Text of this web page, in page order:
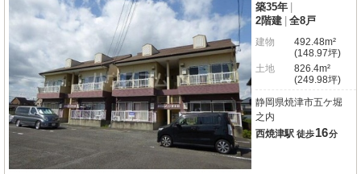
築35年
2階建 全8戸
建物
492.48m²
(148.97坪)
土地
826.4m²
(249.98坪)
静岡県焼津市五ケ堀
之内
西焼津駅 徒歩16分